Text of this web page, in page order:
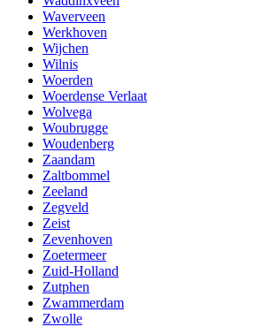
Waverveen
Werkhoven
Wijchen
Wilnis
Woerden
Woerdense Verlaat
Wolvega
Woubrugge
Woudenberg
Zaandam
Zaltbommel
Zeeland
Zegveld
Zeist
Zevenhoven
Zoetermeer
Zuid-Holland
Zutphen
Zwammerdam
Zwolle